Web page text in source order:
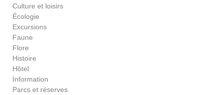
Culture et loisirs
Écologie
Excursions
Faune
Flore
Histoire
Hôtel
Information
Parcs et réserves